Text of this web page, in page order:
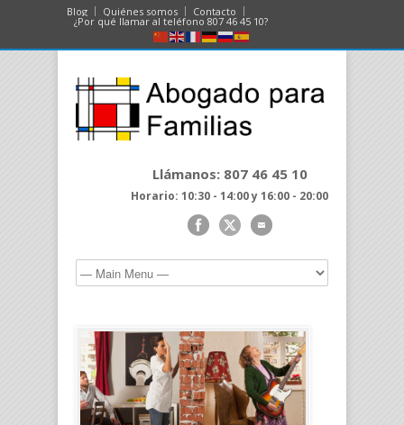
Blog Quiénes somos Contacto
¿Por qué llamar al teléfono 807 46 45 10?
Llámanos: 807 46 45 10
Horario: 10:30 - 14:00 y 16:00 - 20:00